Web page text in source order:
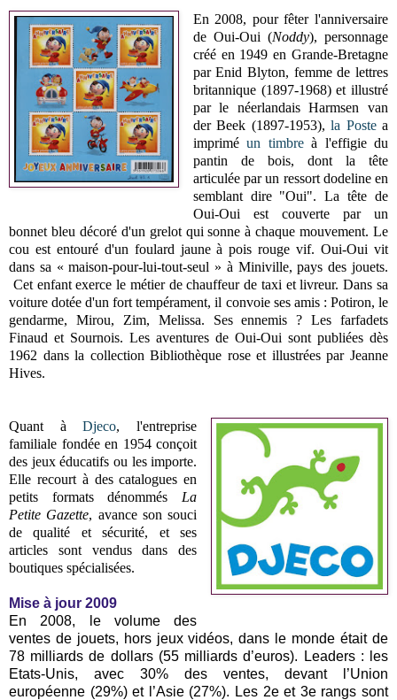
En 2008, pour fêter l'anniversaire
de Oui-Oui (Noddy), personnage
créé en 1949 en Grande-Bretagne
par Enid Blyton, femme de lettres
britannique (1897-1968) et illustré
par le néerlandais Harmsen van
der Beek (1897-1953),la Postea
impriméun timbreà l'effigie du
pantin de bois, dont la tête
articulée par un ressort dodeline en
semblant dire "Oui". La tête de
Oui-Oui est couverte par un
bonnet bleu décoré d'un grelot qui sonne à chaque mouvement. Le
cou est entouré d'un foulard jaune à pois rouge vif. Oui-Oui vit
dans sa « maison-pour-lui-tout-seul » à Miniville, pays des jouets.
Cet enfant exerce le métier de chauffeur de taxi et livreur. Dans sa
voiture dotée d'un fort tempérament, il convoie ses amis : Potiron, le
gendarme, Mirou, Zim, Melissa. Ses ennemis ? Les farfadets
Finaud et Sournois. Les aventures de Oui-Oui sont publiées dès
1962 dans la collection Bibliothèque rose et illustrées par Jeanne
Hives.
Quant àDjeco, l'entreprise
familiale fondée en 1954 conçoit
des jeux éducatifs ou les importe.
Elle recourt à des catalogues en
petits formats dénommés La
Petite Gazette, avance son souci
de qualité et sécurité, et ses
articles sont vendus dans des
boutiques spécialisées.
Mise à jour 2009
En 2008, le volume des
ventes de jouets, hors jeux vidéos, dans le monde était de
78 milliards de dollars (55 milliards d’euros). Leaders : les
Etats-Unis, avec 30% des ventes, devant l’Union
européenne (29%) et l’Asie (27%). Les 2e et 3e rangs sont